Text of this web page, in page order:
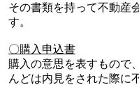
その書類を持って不動産
す。
〇購入申込書
購入の意思を表すもので
んどは内見をされた際に